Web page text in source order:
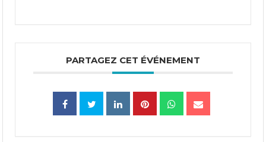
PARTAGEZ CET ÉVÉNEMENT